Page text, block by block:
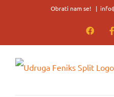
content
Obrati nam se! |